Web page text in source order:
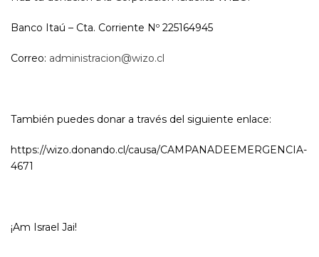
Banco Itaú – Cta. Corriente Nº 225164945
Correo: administracion@wizo.cl
También puedes donar a través del siguiente enlace:
https://wizo.donando.cl/causa/CAMPANADEEMERGENCIA-
4671
¡Am Israel Jai!